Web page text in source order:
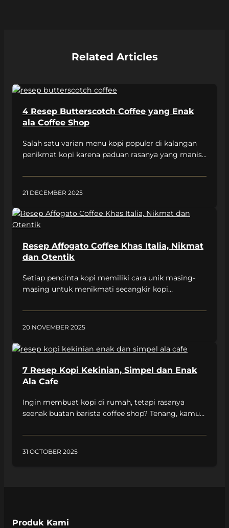
Related Articles
4 Resep Butterscotch Coffee yang Enak
ala Coffee Shop
Salah satu varian menu kopi populer di kalangan
penikmat kopi karena paduan rasanya yang manis,
butterscotch coffee. Menu ini bahkan dapat
ditemukan di berbagai coffee shop dalam berbagai
butterscotch sea salt latte, butterscotch milk
crumble, himalayan butterscotch latte, dan lain-
21 DECEMBER 2025
Resep Affogato Coffee Khas Italia, Nikmat
dan Otentik
Setiap pencinta kopi memiliki cara unik masing-
masing untuk menikmati secangkir kopi
americano, caramel macchiato, cappuccino,
hingga affogato. Khusus affogato, mungkin kamu
shop, tetapi belum pernah mencobanya. Padahal
Varian kopi ini diperkirakan muncul sebagai
hidangan penutup […]
20 NOVEMBER 2025
7 Resep Kopi Kekinian, Simpel dan Enak
Ala Cafe
Ingin membuat kopi di rumah, tetapi rasanya
seenak buatan barista coffee shop? Tenang, kamu
beberapa resep aneka kopi ala Unakaffe System.
Dengan memanfaatkan bahan-bahan yang ada di
31 OCTOBER 2025
Produk Kami